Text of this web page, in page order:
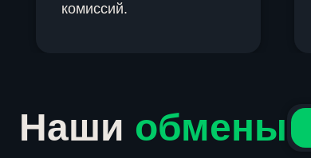
комиссий.
Наши обмены